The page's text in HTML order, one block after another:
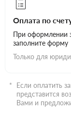
Оплата по
При оформлении
заполните форму
Только для
Если оплатить
представится
Вами и